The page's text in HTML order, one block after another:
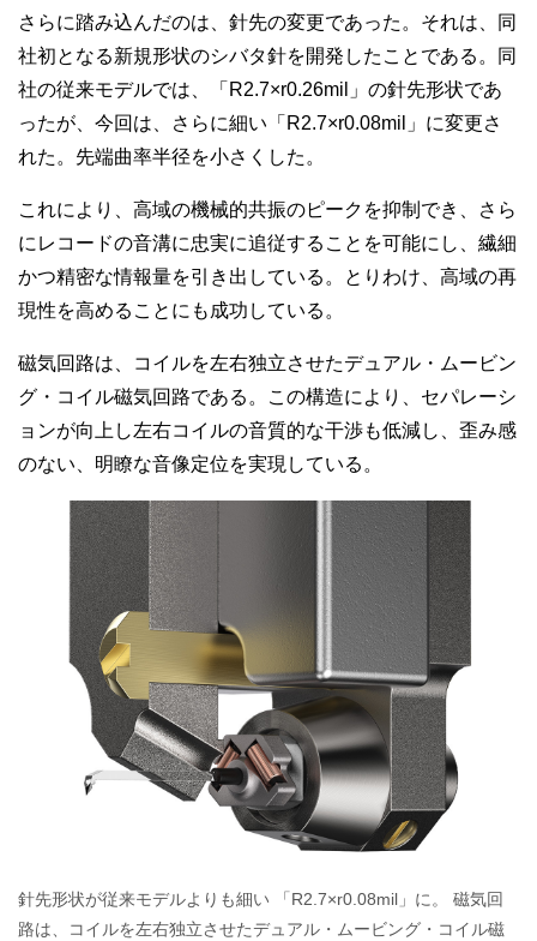
さらに踏み込んだのは、針先の変更であった。それは、同
社初となる新規形状のシバタ針を開発したことである。同
社の従来モデルでは、「R2.7×r0.26mil」の針先形状であ
ったが、今回は、さらに細い「R2.7×r0.08mil」に変更さ
れた。先端曲率半径を小さくした。
これにより、高域の機械的共振のピークを抑制でき、さら
にレコードの音溝に忠実に追従することを可能にし、繊細
かつ精密な情報量を引き出している。とりわけ、高域の再
現性を高めることにも成功している。
磁気回路は、コイルを左右独立させたデュアル・ムービン
グ・コイル磁気回路である。この構造により、セパレーシ
ョンが向上し左右コイルの音質的な干渉も低減し、歪み感
のない、明瞭な音像定位を実現している。
針先形状が従来モデルよりも細い 「R2.7×r0.08mil」に。
磁気回
路は、コイルを左右独立させたデュアル・ムービング・コイル磁